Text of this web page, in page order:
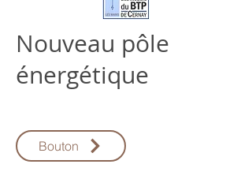
Nouveau pôle
énergétique
Bouton